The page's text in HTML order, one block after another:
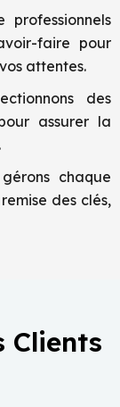
faire pour
attentes.
des
assurer la
chaque
des clés,
Clients